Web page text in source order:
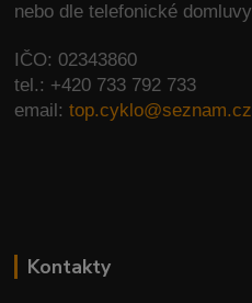
nebo dle telefonické domluvy
IČO: 02343860
tel.: +420 733 792 733
email:top.cyklo@seznam.cz
Kontakty